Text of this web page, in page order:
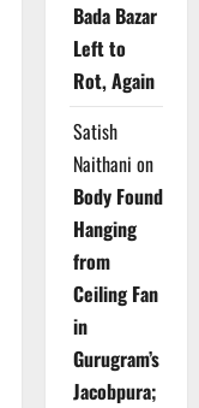
Bada Bazar
Left to
Rot, Again
Satish
Naithani on
Body Found
Hanging
from
Ceiling Fan
in
Gurugram’s
Jacobpura;